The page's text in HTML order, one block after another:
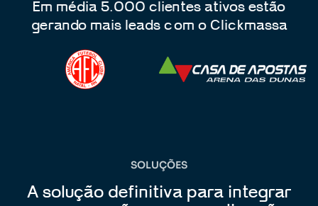
Em média 5.000 clientes ativos estão
gerando mais leads com o Clickmassa
SOLUÇÕES
A solução definitiva para integrar